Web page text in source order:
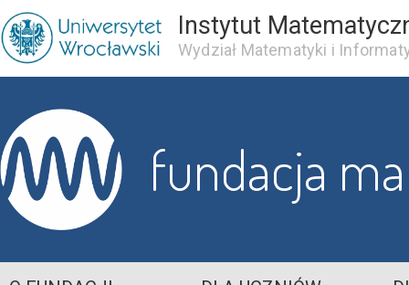
Instytut
Wydział Matematyki i
fundacja